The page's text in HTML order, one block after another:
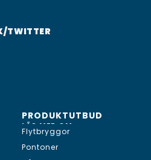
TWITTER
PRODUKTUTBUD
LÄS MER OM...
Flytbryggor
Pontoner